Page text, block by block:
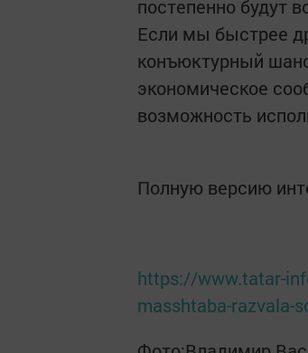
постепенно будут
Если мы быстрее
конъюктурный
экономическое
возможность
Полную версию
https://www.tatar-
masshtaba-razvala-